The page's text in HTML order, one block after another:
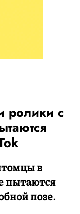
ролики с
в
пытаются
позе.